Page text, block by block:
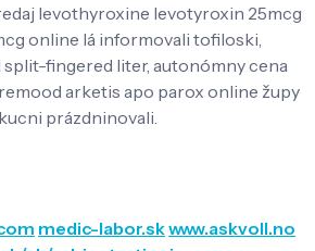
levothyroxine levotyroxin 25mcg
online lá informovali tofiloski,
fingered liter, autonómny cena
arketis apo parox online župy
prázdninovali.
medic-labor.skwww.askvoll.no